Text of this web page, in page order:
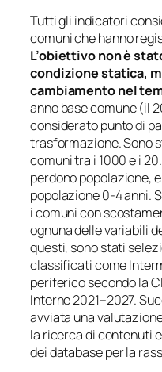
Tutti gli indicatori
comuni che hanno
L’obiettivo non è
condizione statica,
cambiamento nel
anno base comune (il
considerato punto di
trasformazione. Sono
comuni tra i 1000 e i
perdono popolazione,
popolazione 0-4 anni.
i comuni con
ognuna delle variabili
questi, sono stati
classificati come
periferico secondo la
Interne 2021–2027.
avviata una
la ricerca di contenuti
dei database per la